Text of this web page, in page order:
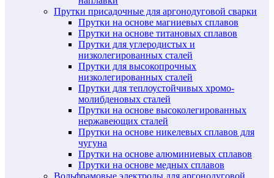
Прутки присадочные для аргонодуговой сварки
Прутки на основе магниевых сплавов
Прутки на основе титановых сплавов
Прутки для углеродистых и
низколегированных сталей
Прутки для высокопрочных
низколегированных сталей
Прутки для теплоустойчивых хромо-
молибденовых сталей
Прутки на основе высоколегированных
нержавеющих сталей
Прутки на основе никелевых сплавов для
чугуна
Прутки на основе алюминиевых сплавов
Прутки на основе медных сплавов
Вольфрамовые электроды для аргонодуговой